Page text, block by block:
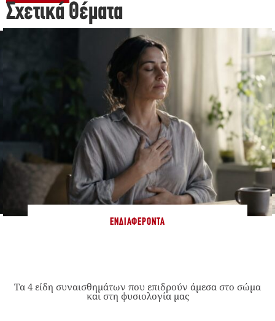
Σχετικά Θέματα
ΕΝΔΙΑΦΈΡΟΝΤΑ
Τα 4 είδη συναισθημάτων που επιδρούν άμεσα στο σώμα
και στη φυσιολογία μας